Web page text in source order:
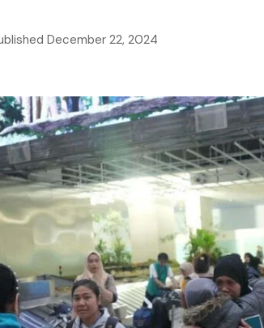
December 22, 2024